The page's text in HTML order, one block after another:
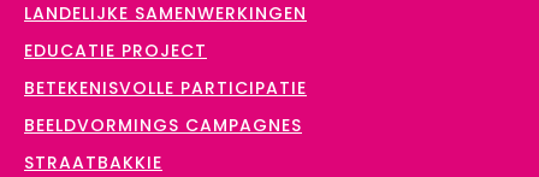
LANDELIJKE SAMENWERKINGEN
EDUCATIE PROJECT
BETEKENISVOLLE PARTICIPATIE
BEELDVORMINGS CAMPAGNES
STRAATBAKKIE